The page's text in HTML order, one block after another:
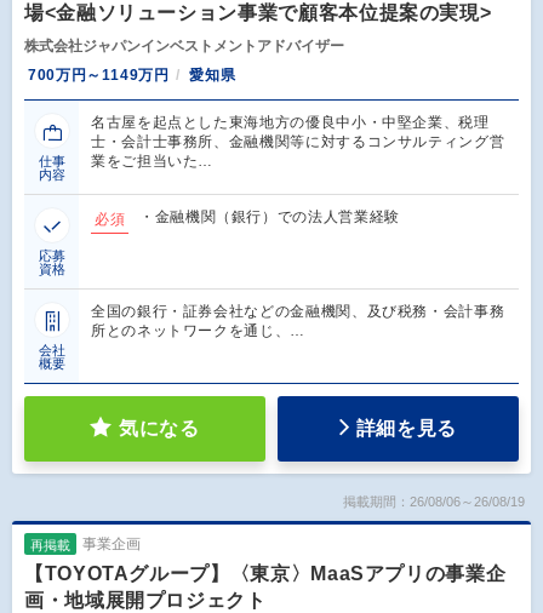
場<金融ソリューション事業で顧客本位提案の実現>
株式会社ジャパンインベストメントアドバイザー
700万円～1149万円
愛知県
仕事
内容
名古屋を起点とした東海地方の優良中小・中堅企業、税理
士・会計士事務所、金融機関等に対するコンサルティング営
業をご担当いた…
応募
資格
必須 ・金融機関（銀行）での法人営業経験
会社
概要
全国の銀行・証券会社などの金融機関、及び税務・会計事務
所とのネットワークを通じ、…
気になる 詳細を見る
掲載期間：26/08/06～26/08/19
再掲載 事業企画
【TOYOTAグループ】〈東京〉MaaSアプリの事業企
画・地域展開プロジェクト